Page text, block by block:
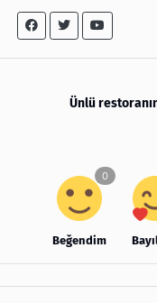
Ünlü
Beğendim